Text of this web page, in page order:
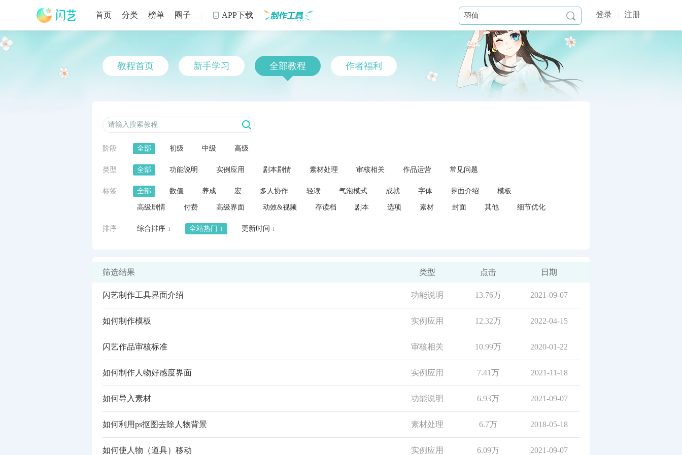
首页 分类 榜单 圈子  APP下载 登录 注册

教程首页 新手学习 全部教程 作者福利
阶段 全部 初级 中级 高级
类型 全部 功能说明 实例应用 剧本剧情 素材处理 审核相关 作品运营 常见问题
标签 全部 数值 养成 宏 多人协作 轻读 气泡模式 成就 字体 界面介绍 模板
高级剧情 付费 高级界面 动效&视频 存读档 剧本 选项 素材 封面 其他 细节优化
排序 综合排序 ↓ 全站热门 ↓ 更新时间 ↓
筛选结果 类型 点击 日期
闪艺制作工具界面介绍 功能说明 13.76万 2021-09-07
如何制作模板 实例应用 12.32万 2022-04-15
闪艺作品审核标准 审核相关 10.99万 2020-01-22
如何制作人物好感度界面 实例应用 7.41万 2021-11-18
如何导入素材 功能说明 6.93万 2021-09-07
如何利用ps抠图去除人物背景 素材处理 6.7万 2018-05-18
如何使人物（道具）移动 实例应用 6.09万 2021-09-07